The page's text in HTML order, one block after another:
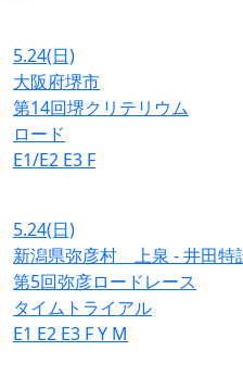
5.24(日)
大阪府堺市
第14回堺クリテリウム
ロード
E1/E2 E3 F
5.24(日)
新潟県弥彦村 上泉 - 井田特
第5回弥彦ロードレース
タイムトライアル
E1 E2 E3 FY M